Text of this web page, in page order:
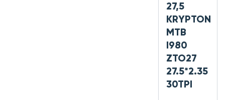
27,5
KRYPTON
MTB
I980
ZTO27
27.5*2.35
30TPI